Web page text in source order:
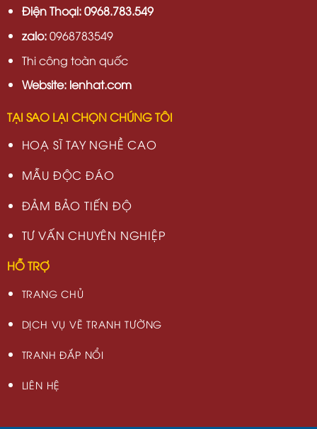
Điện Thoại: 0968.783.549
zalo:0968783549
Thi công toàn quốc
Website: lenhat.com
TẠI SAO LẠI CHỌN CHÚNG TÔI
HOẠ SĨ TAY NGHỀ CAO
MẪU ĐỘC ĐÁO
ĐẢM BẢO TIẾN ĐỘ
TƯ VẤN CHUYÊN NGHIỆP
HỖ TRỢ
TRANG CHỦ
DỊCH VỤ VẼ TRANH TƯỜNG
TRANH ĐẮP NỔI
LIÊN HỆ